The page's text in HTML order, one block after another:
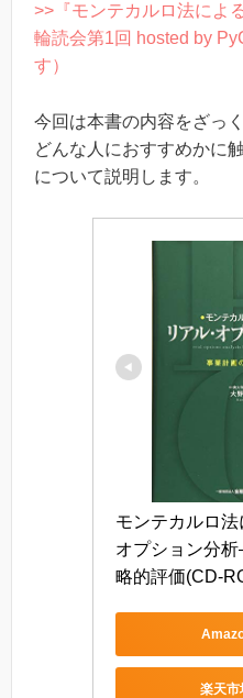
>>『モンテカルロ法によ
輪読会第1回 hosted by
す）
今回は本書の内容をざっ
どんな人におすすめかに
について説明します。
モンテカルロ法
オプション分
略的評価(CD-
楽天市